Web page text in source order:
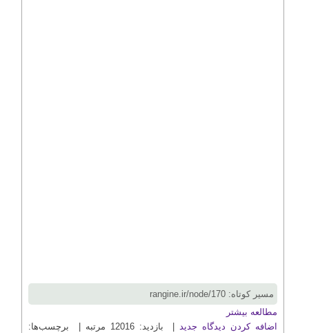
مسیر کوتاه: rangine.ir/node/170
مطالعه بیشتر
اضافه کردن دیدگاه جدید | بازدید: 12016 مرتبه | برچسب‌ها: